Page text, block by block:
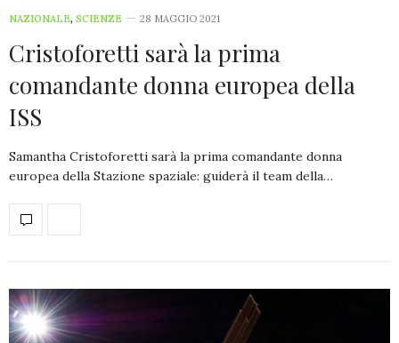
NAZIONALE, SCIENZE 28 MAGGIO 2021
Cristoforetti sarà la prima
comandante donna europea della
ISS
Samantha Cristoforetti sarà la prima comandante donna
europea della Stazione spaziale: guiderà il team della…